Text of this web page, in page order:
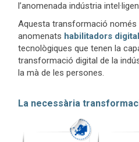
l’anomenada indústria
Aquesta transformació només
anomenats habilitadors
tecnològiques que tenen la
transformació digital de la
la mà de les persones.
La necessària